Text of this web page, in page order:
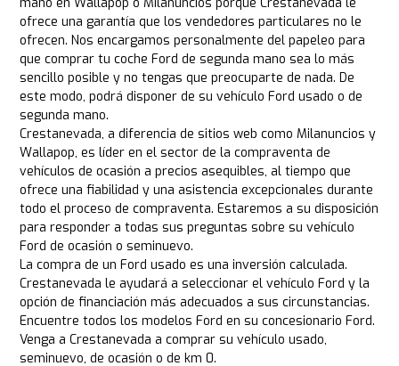
ofrece una garantía que los vendedores particulares no le
ofrecen. Nos encargamos personalmente del papeleo para
que comprar tu coche Ford de segunda mano sea lo más
sencillo posible y no tengas que preocuparte de nada. De
este modo, podrá disponer de su vehículo Ford usado o de
segunda mano.
Crestanevada, a diferencia de sitios web como Milanuncios y
Wallapop, es líder en el sector de la compraventa de
vehículos de ocasión a precios asequibles, al tiempo que
ofrece una fiabilidad y una asistencia excepcionales durante
todo el proceso de compraventa. Estaremos a su disposición
para responder a todas sus preguntas sobre su vehículo
Ford de ocasión o seminuevo.
La compra de un Ford usado es una inversión calculada.
Crestanevada le ayudará a seleccionar el vehículo Ford y la
opción de financiación más adecuados a sus circunstancias.
Encuentre todos los modelos Ford en su concesionario Ford.
Venga a Crestanevada a comprar su vehículo usado,
seminuevo, de ocasión o de km 0.